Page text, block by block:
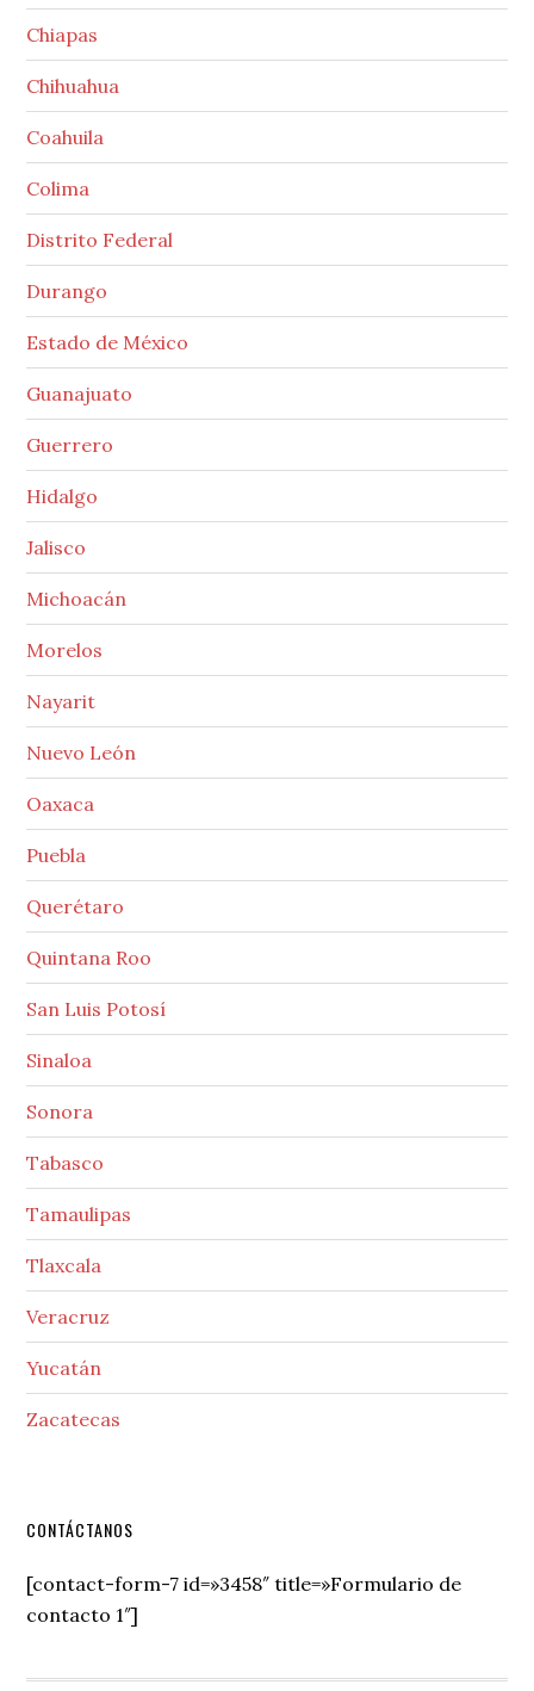
Chiapas
Chihuahua
Coahuila
Colima
Distrito Federal
Durango
Estado de México
Guanajuato
Guerrero
Hidalgo
Jalisco
Michoacán
Morelos
Nayarit
Nuevo León
Oaxaca
Puebla
Querétaro
Quintana Roo
San Luis Potosí
Sinaloa
Sonora
Tabasco
Tamaulipas
Tlaxcala
Veracruz
Yucatán
Zacatecas
Secondary
Sidebar
CONTÁCTANOS
[contact-form-7 id=»3458″ title=»Formulario de
contacto 1″]